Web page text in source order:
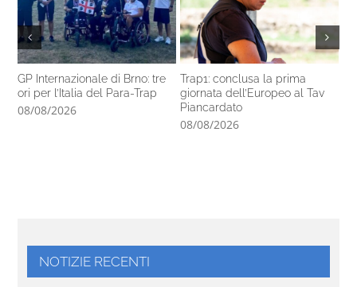
GP Internazionale di Brno: tre
ori per l’Italia del Para-Trap
08/08/2026
Trap1: conclusa la prima
giornata dell’Europeo al Tav
Piancardato
08/08/2026
NOTIZIE RECENTI